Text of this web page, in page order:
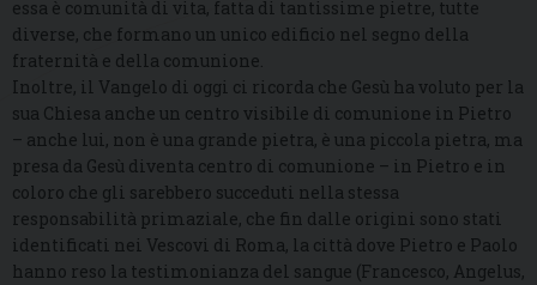
essa è comunità di vita, fatta di tantissime pietre, tutte
diverse, che formano un unico edificio nel segno della
fraternità e della comunione.
Inoltre, il Vangelo di oggi ci ricorda che Gesù ha voluto per la
sua Chiesa anche un centro visibile di comunione in Pietro
– anche lui, non è una grande pietra, è una piccola pietra, ma
presa da Gesù diventa centro di comunione – in Pietro e in
coloro che gli sarebbero succeduti nella stessa
responsabilità primaziale, che fin dalle origini sono stati
identificati nei Vescovi di Roma, la città dove Pietro e Paolo
hanno reso la testimonianza del sangue (Francesco, Angelus,